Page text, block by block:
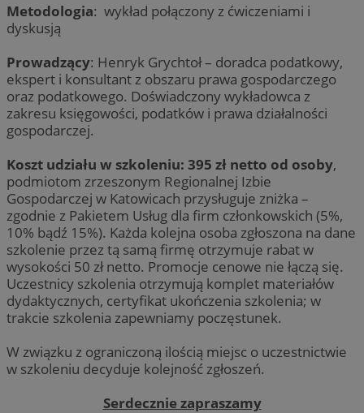
Metodologia: wykład połączony z ćwiczeniami i
dyskusją
Prowadzący: Henryk Grychtoł – doradca podatkowy,
ekspert i konsultant z obszaru prawa gospodarczego
oraz podatkowego. Doświadczony wykładowca z
zakresu księgowości, podatków i prawa działalności
gospodarczej.
Koszt udziału w szkoleniu: 395 zł netto od osoby,
podmiotom zrzeszonym Regionalnej Izbie
Gospodarczej w Katowicach przysługuje zniżka –
zgodnie z Pakietem Usług dla firm członkowskich (5%,
10% bądź 15%). Każda kolejna osoba zgłoszona na dane
szkolenie przez tą samą firmę otrzymuje rabat w
wysokości 50 zł netto. Promocje cenowe nie łączą się.
Uczestnicy szkolenia otrzymują komplet materiałów
dydaktycznych, certyfikat ukończenia szkolenia; w
trakcie szkolenia zapewniamy poczęstunek.
W związku z ograniczoną ilością miejsc o uczestnictwie
w szkoleniu decyduje kolejność zgłoszeń.
Serdecznie zapraszamy